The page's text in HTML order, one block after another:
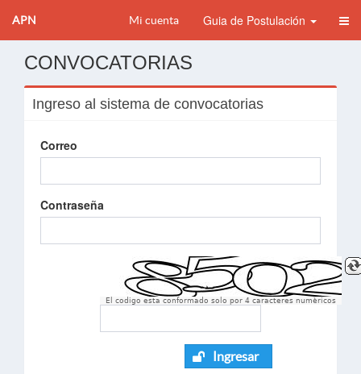
APN Mi cuenta Guia de Postulación
CONVOCATORIAS
Ingreso al sistema de convocatorias
Correo
Contraseña
El codigo esta conformado solo por 4 caracteres numèricos
Ingresar